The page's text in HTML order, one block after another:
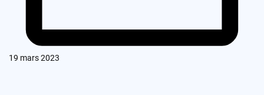
19 mars 2023